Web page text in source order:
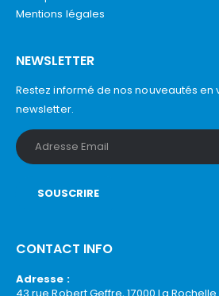
Mentions légales
NEWSLETTER
Restez informé de nos nouveautés en
newsletter.
CONTACT INFO
Adresse :